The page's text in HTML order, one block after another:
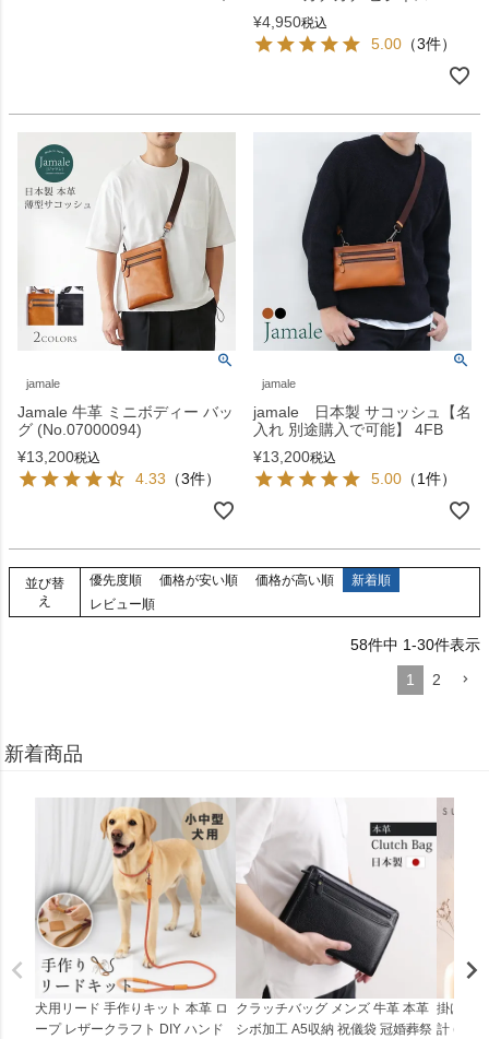
¥4,950税込
5.00 （3件）
jamale
Jamale 牛革 ミニボディー バッ
グ (No.07000094)
¥13,200税込
4.33 （3件）
jamale
jamale 日本製 サコッシュ【名
入れ 別途購入で可能】 4FB
¥13,200税込
5.00 （1件）
並び替
え
優先度順 価格が安い順 価格が高い順
新着順
レビュー順
58件中 1-30件表示
1
2
新着商品
犬用リード 手作りキット 本革 ロ
ープ レザークラフト DIY ハンド
クラッチバッグ メンズ 牛革 本革
シボ加工 A5収納 祝儀袋 冠婚葬祭
掛け時
計